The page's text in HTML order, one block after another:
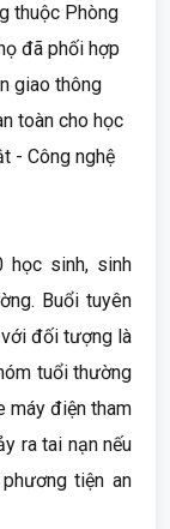
thuộc Phòng
đã phối hợp
giao thông
toàn cho học
- Công nghệ
học sinh, sinh
Buổi tuyên
đối tượng là
tuổi thường
máy điện tham
ra tai nạn nếu
tiện an